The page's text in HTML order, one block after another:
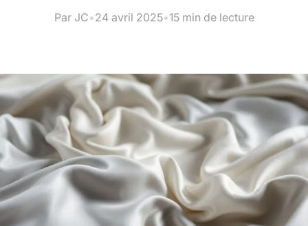
Par JC•24 avril 2025•15 min de lecture